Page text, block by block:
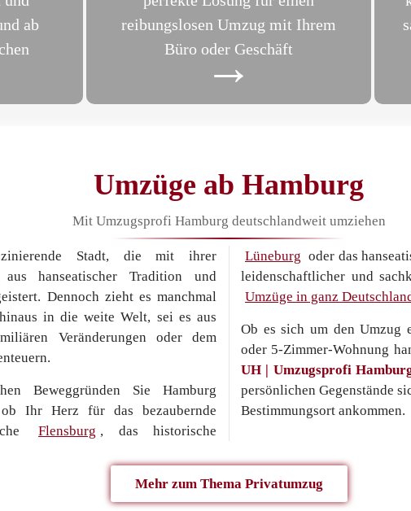
ab
reibungslosen Umzug mit Ihrem
Büro oder Geschäft
→
Umzüge ab Hamburg
Mit Umzugsprofi Hamburg deutschlandweit umziehen
Stadt, die mit ihrer
hanseatischer Tradition und
Dennoch zieht es manchmal
in die weite Welt, sei es aus
Veränderungen oder dem
Beweggründen Sie Hamburg
Ihr Herz für das bezaubernde
Flensburg , das historische
Lüneburg oder das
leidenschaftlicher und
Umzüge in ganz
Ob es sich um den Umzug
oder 5-Zimmer-Wohnung
UH | Umzugsprofi
persönlichen Gegenstände
Bestimmungsort ankommen.
Mehr zum Thema Privatumzug